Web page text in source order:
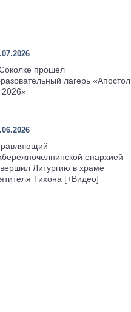
прошел
лагерь «Апостол
епархией
Литургию в храме
Тихона [+Видео]